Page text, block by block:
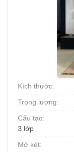
Kích thước:
Trọng lượng:
Cấu tạo:
3 lớp
Mở két: